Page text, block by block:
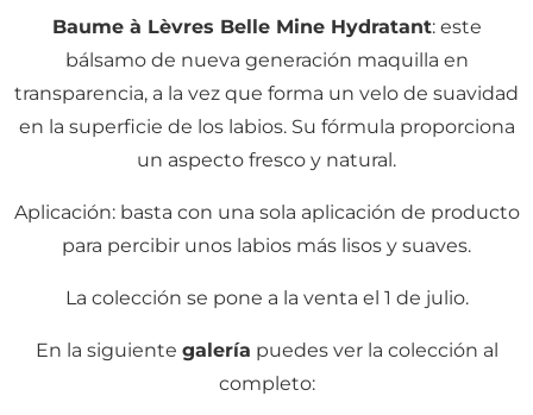
Baume à Lèvres Belle Mine Hydratant: este
bálsamo de nueva generación maquilla en
transparencia, a la vez que forma un velo de suavidad
en la superficie de los labios. Su fórmula proporciona
un aspecto fresco y natural.
Aplicación: basta con una sola aplicación de producto
para percibir unos labios más lisos y suaves.
La colección se pone a la venta el 1 de julio.
En la siguiente galería puedes ver la colección al
completo: